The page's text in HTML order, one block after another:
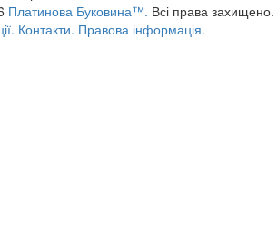
Платинова Буковина™. Всі права захищено.
Контакти. Правова інформація.